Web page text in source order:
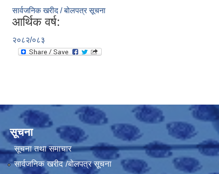
सार्वजनिक खरीद / बोलपत्र सूचना
आर्थिक वर्ष:
२०८२/०८३
सूचना
सूचना तथा समाचार
सार्वजनिक खरीद /बोलपत्र सूचना